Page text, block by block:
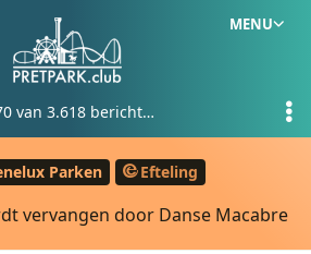
MENU
Parken Efteling
vervangen door Danse Macabre
van 3.618 berichten